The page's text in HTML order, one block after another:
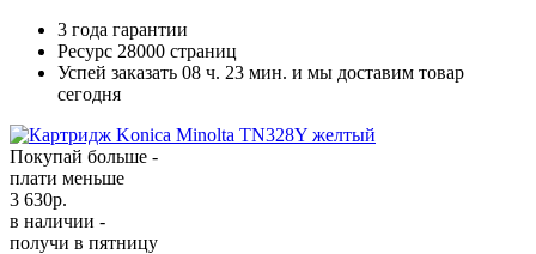
3 года гарантии
Ресурс 28000 страниц
Успей заказать 08 ч. 23 мин. и мы доставим товар
сегодня
Покупай больше -
плати меньше
3 630р.
в наличии -
получи в пятницу